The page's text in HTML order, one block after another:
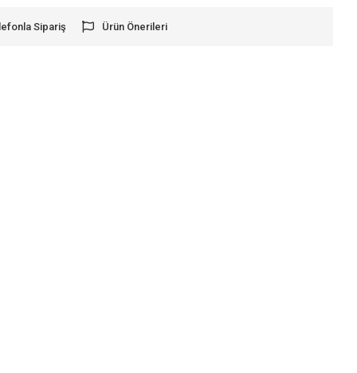
Sipariş Ürün Önerileri